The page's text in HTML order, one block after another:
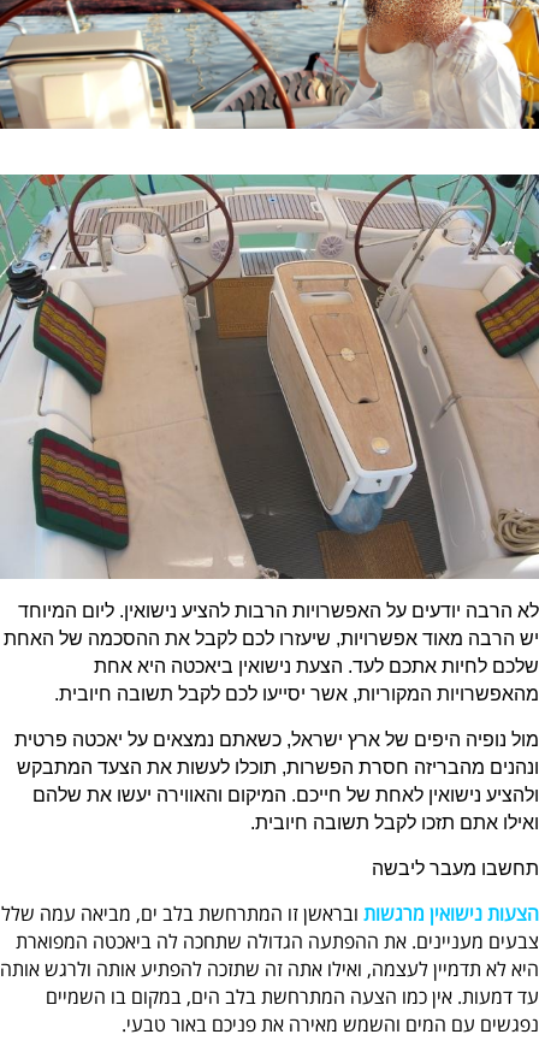
לא הרבה יודעים על האפשרויות הרבות להציע נישואין. ליום המיוחד
יש הרבה מאוד אפשרויות, שיעזרו לכם לקבל את ההסכמה של האחת
שלכם לחיות אתכם לעד. הצעת נישואין ביאכטה היא אחת
מהאפשרויות המקוריות, אשר יסייעו לכם לקבל תשובה חיובית.
מול נופיה היפים של ארץ ישראל, כשאתם נמצאים על יאכטה פרטית
ונהנים מהבריזה חסרת הפשרות, תוכלו לעשות את הצעד המתבקש
ולהציע נישואין לאחת של חייכם. המיקום והאווירה יעשו את שלהם
ואילו אתם תזכו לקבל תשובה חיובית.
תחשבו מעבר ליבשה
הצעות נישואין מרגשות ובראשן זו המתרחשת בלב ים, מביאה עמה שלל
צבעים מעניינים. את ההפתעה הגדולה שתחכה לה ביאכטה המפוארת
היא לא תדמיין לעצמה, ואילו אתה זה שתזכה להפתיע אותה ולרגש אותה
עד דמעות. אין כמו הצעה המתרחשת בלב הים, במקום בו השמיים
נפגשים עם המים והשמש מאירה את פניכם באור טבעי.